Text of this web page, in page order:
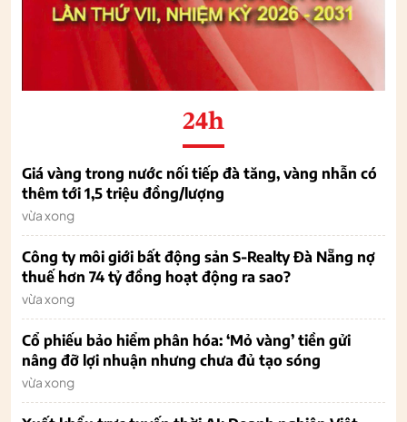
24h
Giá vàng trong nước nối tiếp đà tăng, vàng nhẫn có
thêm tới 1,5 triệu đồng/lượng
vừa xong
Công ty môi giới bất động sản S-Realty Đà Nẵng nợ
thuế hơn 74 tỷ đồng hoạt động ra sao?
vừa xong
Cổ phiếu bảo hiểm phân hóa: ‘Mỏ vàng’ tiền gửi
nâng đỡ lợi nhuận nhưng chưa đủ tạo sóng
vừa xong